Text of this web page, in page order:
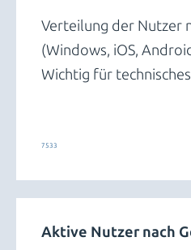
Verteilung der Nutzer
(Windows, iOS,
Wichtig für
7533
Aktive Nutzer nach